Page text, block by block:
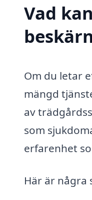
Vad
Om du letar
mängd
av
som
erfarenhet
Här är några